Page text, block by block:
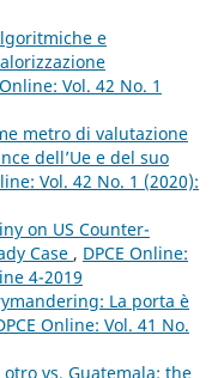
e
Vol. 42 No. 1
metro di valutazione
dell’Ue e del suo
Vol. 42 No. 1 (2020):
on US Counter-
Case , DPCE Online:
4-2019
La porta è
Online: Vol. 41 No.
otro vs. Guatemala: the